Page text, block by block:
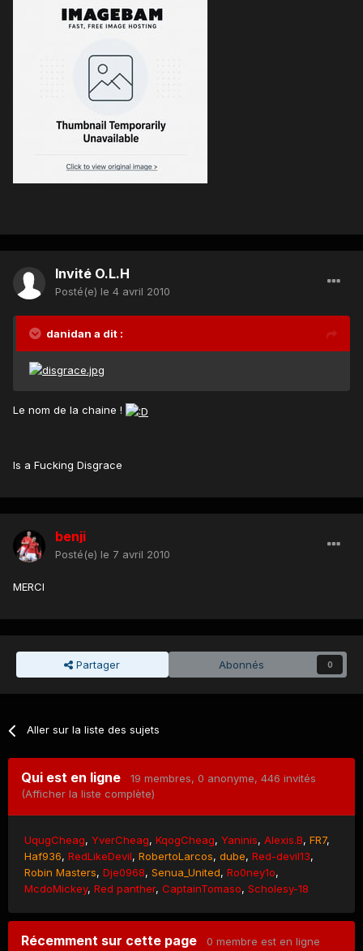
Invité O.L.H
Posté(e) le 4 avril 2010
danidan a dit :
Le nom de la chaine !
Is a Fucking Disgrace
benji
Posté(e) le 7 avril 2010
MERCI
Partager Abonnés 0
Aller sur la liste des sujets
Qui est en ligne 19 membres, 0 anonyme, 446 invités
(Afficher la liste complète)
UqugCheag YverCheag KqogCheag Yaninis Alexis.B FR7
Haf936 RedLikeDevil RobertoLarcos dube Red-devil13
Robin Masters Dje0968 Senua_United Ro0ney1o
McdoMickey Red panther CaptainTomaso Scholesy-18
Récemment sur cette page 0 membre est en ligne